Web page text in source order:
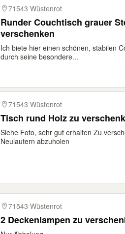
71543 Wüstenrot
Runder Couchtisch grauer
verschenken
Ich biete hier einen schönen, stabilen
durch seine besondere...
71543 Wüstenrot
Tisch rund Holz zu
Siehe Foto, sehr gut erhalten Zu
Neulautern abzuholen
71543 Wüstenrot
2 Deckenlampen zu